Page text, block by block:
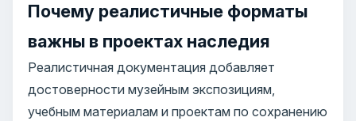
Почему реалистичные форматы
важны в проектах наследия
Реалистичная документация добавляет
достоверности музейным экспозициям,
учебным материалам и проектам по сохранению